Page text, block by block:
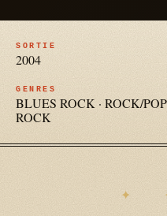
SORTIE
2004
GENRES
BLUES ROCK · ROCK/POP
ROCK